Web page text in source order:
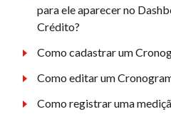
para ele aparecer no
Crédito?
Como cadastrar um
Como editar um
Como registrar uma